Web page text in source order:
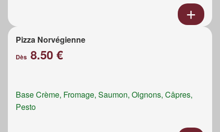
Pizza Norvégienne
Dès 8.50 €
Base Crème, Fromage, Saumon, Oignons, Câpres,
Pesto